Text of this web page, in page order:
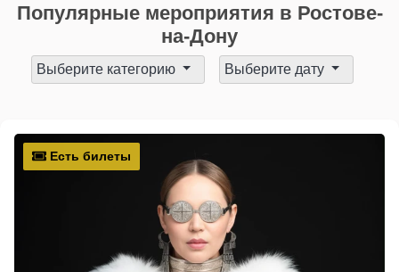
Популярные мероприятия в Ростове-
на-Дону
Выберите категорию Выберите дату
Есть билеты